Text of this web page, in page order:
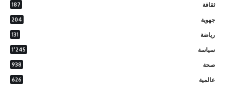
ثقافة 187
جهوية 204
رياضة 131
سياسة 1٬245
صحة 938
عالمية 626